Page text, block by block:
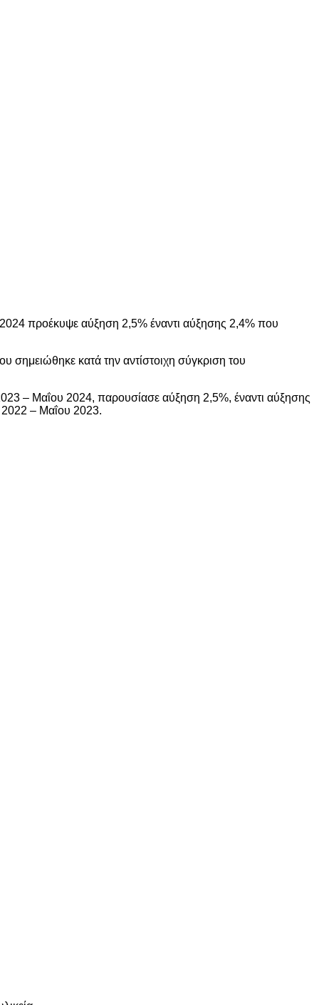
προέκυψε αύξηση 2,5% έναντι αύξησης 2,4% που
κατά την αντίστοιχη σύγκριση του
– Μαΐου 2024, παρουσίασε αύξηση 2,5%, έναντι αύξησης
2022 – Μαΐου 2023.